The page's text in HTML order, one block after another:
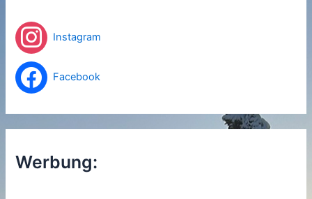
h
:
Instagram
Facebook
Werbung: